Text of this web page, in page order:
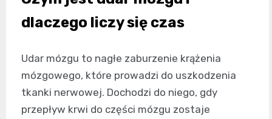
dlaczego liczy się czas
Udar mózgu to nagłe zaburzenie krążenia
mózgowego, które prowadzi do uszkodzenia
tkanki nerwowej. Dochodzi do niego, gdy
przepływ krwi do części mózgu zostaje